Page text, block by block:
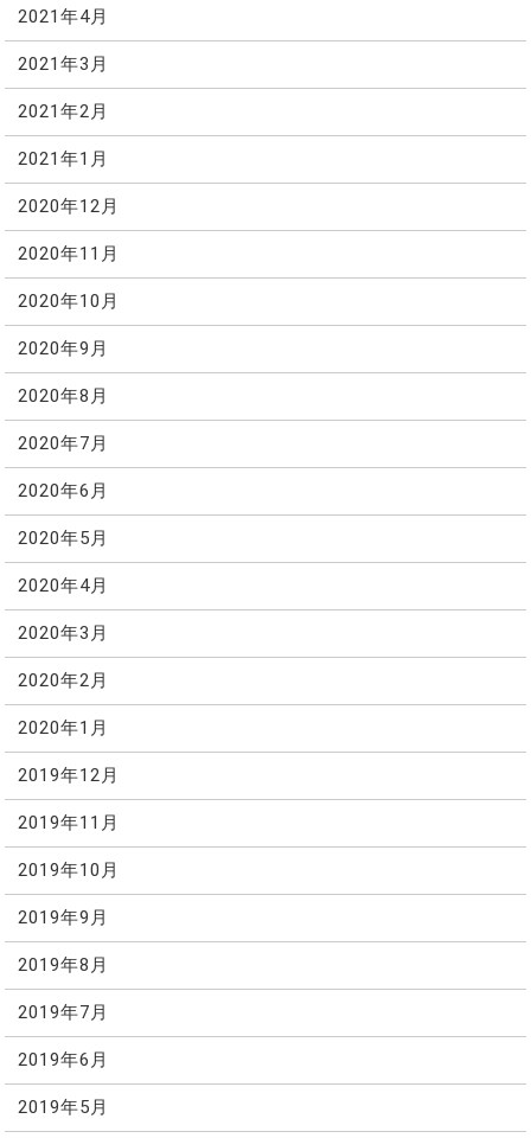
2021年4月
2021年3月
2021年2月
2021年1月
2020年12月
2020年11月
2020年10月
2020年9月
2020年8月
2020年7月
2020年6月
2020年5月
2020年4月
2020年3月
2020年2月
2020年1月
2019年12月
2019年11月
2019年10月
2019年9月
2019年8月
2019年7月
2019年6月
2019年5月